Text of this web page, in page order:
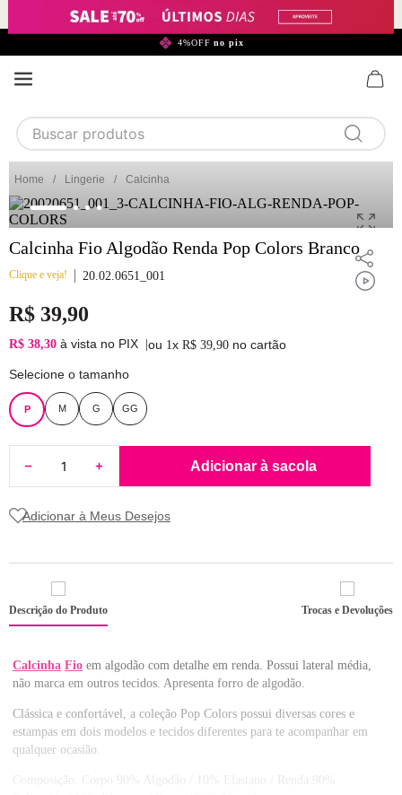
4%OFF no pix
Buscar produtos
1 calcinha
2 sutiã
5 sutiã calcinha
8 renda
9 sutiã renda
Lingerie Calcinha
Calcinha Fio Algodão Renda Pop Colors Branco
Clique e veja! 20.02.0651_001
R$ 39,90
R$ 38,30 à vista no PIX ou 1x R$ 39,90 no cartão
Selecione o tamanho
P M G GG
Adicionar à sacola
Descrição do Produto Trocas e Devoluções
Calcinha Fio em algodão com detalhe em renda. Possui lateral média,
não marca em outros tecidos. Apresenta forro de algodão.
Clássica e confortável, a coleção Pop Colors possui diversas cores e
estampas em dois modelos e tecidos diferentes para te acompanhar em
qualquer ocasião.
Composição: Corpo 90% Algodão / 10% Elastano / Renda 90%